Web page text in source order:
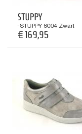
STUPPY
-STUPPY 6004 Zwart
€ 169,95